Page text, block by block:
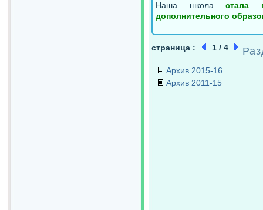
Наша школастала
дополнительного
страница : 1 / 4
Архив 2015-16
Архив 2011-15